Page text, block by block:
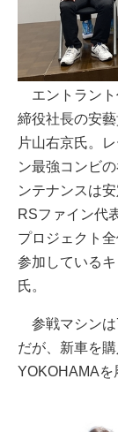
エントラント
締役社長の安
片山右京氏。
ン最強コンビ
ンテナンスは
RSファイン代
プロジェクト
参加している
氏。
参戦マシンは
だが、新車を
YOKOHAMAを